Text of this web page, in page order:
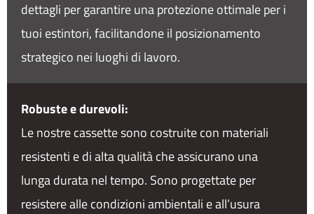
dettagli per garantire una protezione ottimale per i
tuoi estintori, facilitandone il posizionamento
strategico nei luoghi di lavoro.
Robuste e durevoli:
Le nostre cassette sono costruite con materiali
resistenti e di alta qualità che assicurano una
lunga durata nel tempo. Sono progettate per
resistere alle condizioni ambientali e all’usura